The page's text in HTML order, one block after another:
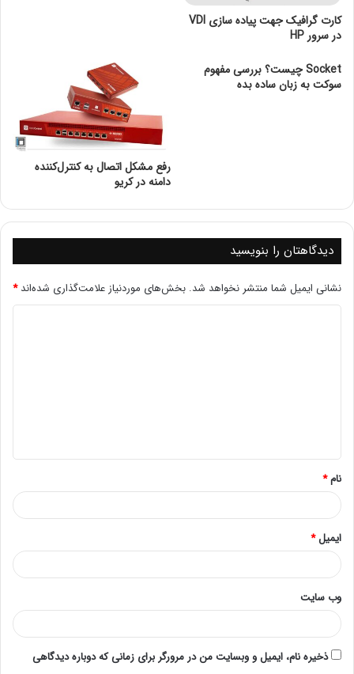
تکنولوژی smart memory موجود در رم سرور چیست؟
رم سرورهای برند hp
چند مورد از رم های پر استفاده در بازار
رم سرور چیست؟
حافظه سرور شامل حافظه RAM است که داده‌ها را از درایوهای
از حافظه ذخیره‌سازی یا هارد است. CPU می‌تواند بدون
جست‌وجوی اطلاعات یا دستورالعمل هارد دیسک مستقیماً به رم
سرور برود. علاوه بر آن، حافظه سرور گرمای کمتری تولید کرده و
در طول زمان کمتر احتمال فرسودگی آن وجود دارد.
به طور معمول، ظرفیت رم سرور ها به عنوان یک عامل بسیار
حافظه سرور ممکن است منجر به گلوگاه‌هایی شود که بر کارایی
سیستم سرور تأثیر می‌گذارد. با حافظه بیشتر، سرور می‌تواند
کارت گرافیک جهت پیاده سازی VDI
در سرور HP
Socket چیست؟ بررسی مفهوم
سوکت به زبان ساده بده
رفع مشکل اتصال به کنترل‌کننده
دامنه در کریو
دیدگاهتان را بنویسید
نشانی ایمیل شما منتشر نخواهد شد. بخش‌های موردنیاز علامت‌گذاری شده‌اند*
نام*
ایمیل*
وب‌ سایت
ذخیره نام، ایمیل و وبسایت من در مرورگر برای زمانی که دوباره دیدگاهی